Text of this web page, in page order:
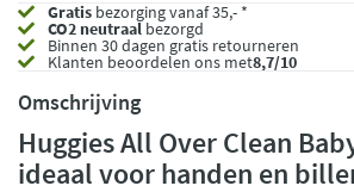
Gratis bezorging vanaf 35,- *
CO2 neutraalbezorgd
Binnen 30 dagen gratis retourneren
Klanten beoordelen ons met8,7/10
Omschrijving
Huggies All Over Clean
ideaal voor handen en